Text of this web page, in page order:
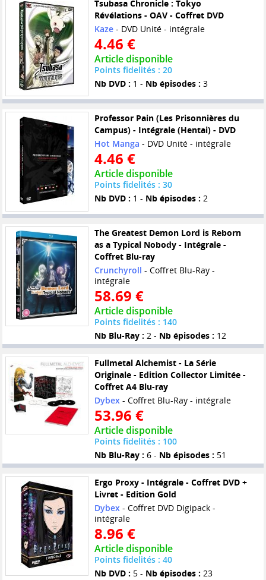
Tsubasa Chronicle : Tokyo
Révélations - OAV - Coffret DVD
Kaze- DVD Unité - intégrale
4.46 €
Article disponible
Points fidelités : 20
Nb DVD : 1 - Nb épisodes : 3
Professor Pain (Les Prisonnières du
Campus) - Intégrale (Hentai) - DVD
Hot Manga - DVD Unité - intégrale
4.46 €
Article disponible
Points fidelités : 30
Nb DVD : 1 - Nb épisodes : 2
The Greatest Demon Lord is Reborn
as a Typical Nobody - Intégrale -
Coffret Blu-ray
Crunchyroll - Coffret Blu-Ray -
intégrale
58.69 €
Article disponible
Points fidelités : 140
Nb Blu-Ray : 2 - Nb épisodes : 12
Fullmetal Alchemist - La Série
Originale - Edition Collector Limitée -
Coffret A4 Blu-ray
Dybex- Coffret Blu-Ray - intégrale
53.96 €
Article disponible
Points fidelités : 100
Nb Blu-Ray : 6 - Nb épisodes : 51
Ergo Proxy - Intégrale - Coffret DVD +
Livret - Edition Gold
Dybex- Coffret DVD Digipack -
intégrale
8.96 €
Article disponible
Points fidelités : 40
Nb DVD : 5 - Nb épisodes : 23